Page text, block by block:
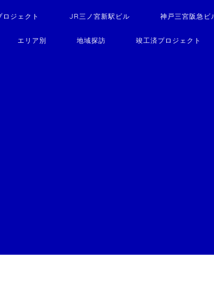
ロジェクト JR三ノ宮新駅ビル 神戸三宮阪急ビ
エリア別 地域探訪 竣工済プロジェクト